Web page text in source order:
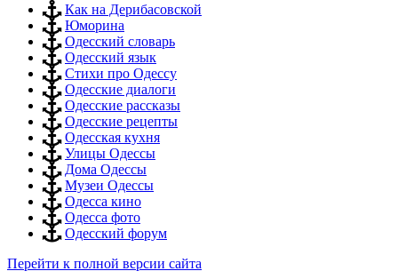
Как на Дерибасовской
Юморина
Одесский словарь
Одесский язык
Стихи про Одессу
Одесские диалоги
Одесские рассказы
Одесские рецепты
Одесская кухня
Улицы Одессы
Дома Одессы
Музеи Одессы
Одесса кино
Одесса фото
Одесский форум
Перейти к полной версии сайта